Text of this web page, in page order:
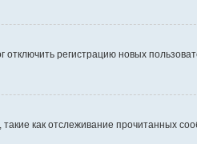
регистрацию новых
как отслеживание прочитанных